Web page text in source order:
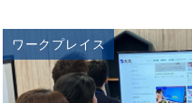
ワークプレイス